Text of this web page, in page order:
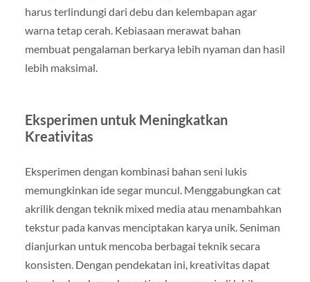
harus terlindungi dari debu dan kelembapan agar
warna tetap cerah. Kebiasaan merawat bahan
membuat pengalaman berkarya lebih nyaman dan hasil
lebih maksimal.
Eksperimen untuk Meningkatkan
Kreativitas
Eksperimen dengan kombinasi bahan seni lukis
memungkinkan ide segar muncul. Menggabungkan cat
akrilik dengan teknik mixed media atau menambahkan
tekstur pada kanvas menciptakan karya unik. Seniman
dianjurkan untuk mencoba berbagai teknik secara
konsisten. Dengan pendekatan ini, kreativitas dapat